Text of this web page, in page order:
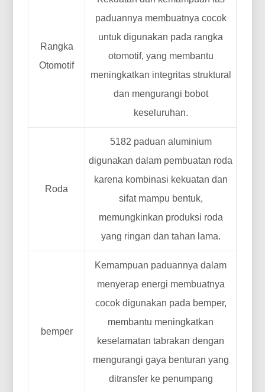
Rangka
Otomotif
paduannya membuatnya cocok
untuk digunakan pada rangka
otomotif, yang membantu
meningkatkan integritas struktural
dan mengurangi bobot
keseluruhan.
Roda
5182 paduan aluminium
digunakan dalam pembuatan roda
karena kombinasi kekuatan dan
sifat mampu bentuk,
memungkinkan produksi roda
yang ringan dan tahan lama.
bemper
Kemampuan paduannya dalam
menyerap energi membuatnya
cocok digunakan pada bemper,
membantu meningkatkan
keselamatan tabrakan dengan
mengurangi gaya benturan yang
ditransfer ke penumpang